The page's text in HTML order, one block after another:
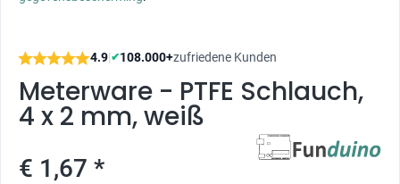
4.9|✔108.000+zufriedene Kunden
Meterware - PTFE Schlauch,
4 x 2 mm, weiß
€ 1,67 *